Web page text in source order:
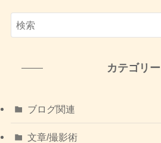
カテゴリー
ブログ関連
文章/撮影術